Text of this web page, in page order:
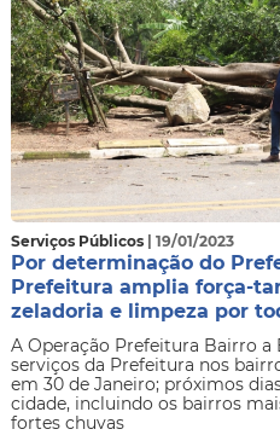
Serviços Públicos | 19/01/2023
Por determinação do
Prefeitura amplia força-
zeladoria e limpeza por
A Operação Prefeitura Bairro a
serviços da Prefeitura nos
em 30 de Janeiro; próximos
cidade, incluindo os bairros
fortes chuvas